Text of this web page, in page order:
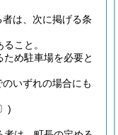
は、次に掲げる条
こと。
め駐車場を必要と
のいずれの場合にも
)